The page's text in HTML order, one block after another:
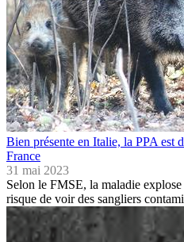
Bien présente en Italie, la PPA est
France
31 mai 2023
Selon le FMSE, la maladie
risque de voir des sangliers